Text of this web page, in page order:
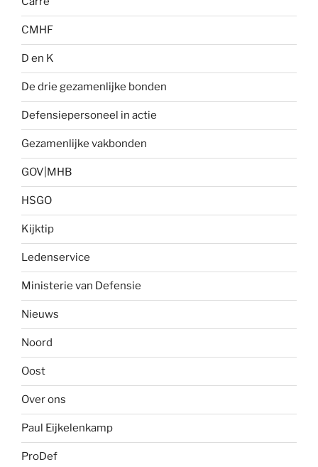
CMHF
D en K
De drie gezamenlijke bonden
Defensiepersoneel in actie
Gezamenlijke vakbonden
GOV|MHB
HSGO
Kijktip
Ledenservice
Ministerie van Defensie
Nieuws
Noord
Oost
Over ons
Paul Eijkelenkamp
ProDef